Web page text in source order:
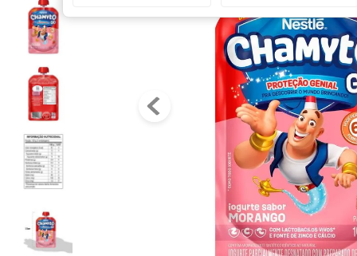
azeite
arroz
iogurte
papel
cerveja